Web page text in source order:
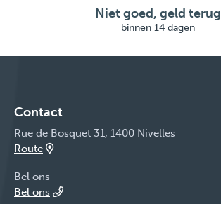
Niet goed, geld terug
binnen 14 dagen
Contact
Rue de Bosquet 31, 1400 Nivelles
Route
Bel ons
Bel ons